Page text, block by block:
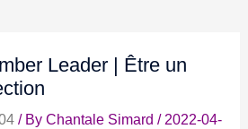
Leader | Être un
/ By Chantale Simard / 2022-04-